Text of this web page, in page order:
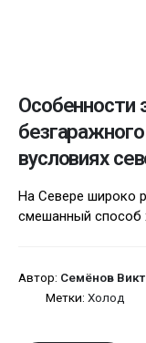
Особенности
вусловиях
На Севере широко
смешанный способ
Автор: Семёнов
Метки: Холод